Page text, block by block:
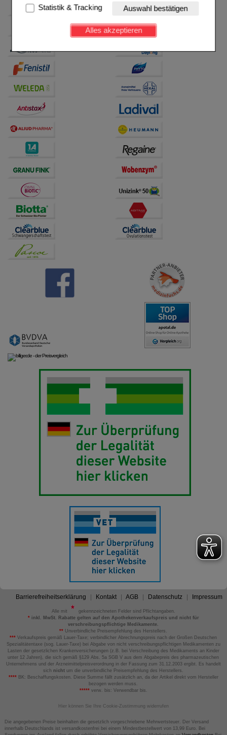
Website notwendig sind (z.B. Navigation, Warenkorb,
Kundenkonto), weshalb auf diese nicht verzichtet
werden kann.
Einkaufserlebnis noch ansprechender zu gestalten,
beispielsweise für die Wiedererkennung des
Besuchers oder unsere Seite an bevorzugte
anzupassen. Komfort-Cookies ermöglichen es uns
auch auf Ihre Bedürfnisse zugeschrittene Inhalte
anzuzeigen und unser Partnerprogramm zu
betreiben.
Statistik & Tracking:
Hierüber lassen sich
Informationen über die Art und Weise der Nutzung
unserer Website sammeln, mit deren Hilfe wir unsere
auf unserer Website aber auch die Werbung auf
Bitte beachten Sie, dass Daten hierfür teilweise an
Dritte wie z.B. Google oder soziale Medien
übertragen werden.
Statistik & Tracking Auswahl bestätigen
Alles akzeptieren
Barrierefreiheitserklärung Kontakt AGB Datenschutz Impressum
Alle mit
gekennzeichneten Felder sind Pflichtangaben.
*inkl. MwSt. Rabatte gelten auf den Apothekenverkaufspreis und nicht für
verschreibungspflichtige Medikamente.
** Unverbindliche Preisempfehlung des Herstellers.
*** Verkaufspreis gemäß Lauer-Taxe; verbindlicher Abrechnungspreis nach der Großen Deutschen
Spezialitätentaxe (sog. Lauer-Taxe) bei Abgabe von nicht verschreibungspflichtigen Medikamenten zu
Lasten der gesetzlichen Krankenversicherungen (z.B. bei Verschreibung des Medikaments an Kinder
unter 12 Jahren), die sich gemäß §129 Abs. 5a SGB V aus dem Abgabepreis des pharmazeutischen
Unternehmens und der Arzneimittelpreisverordnung in der Fassung zum 31.12.2003 ergibt. Es handelt
sich nicht um die unverbindliche Preisempfehlung des Herstellers.
****BK: Beschaffungskosten. Diese Summe fällt zusätzlich an, da der Artikel direkt vom Hersteller
bezogen werden muss.
*****verw. bis: Verwendbar bis.
Hier können Sie Ihre Cookie-Zustimmung widerrufen
Die angegebenen Preise beinhalten die gesetzlich vorgeschriebene Mehrwertsteuer. Der Versand
innerhalb Deutschlands ist versandkostenfrei bei einem Mindestbestellwert von 13,99 Euro. Bei